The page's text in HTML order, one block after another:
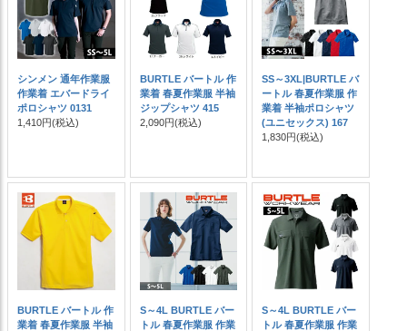
シンメン 通年作業服
作業着 エバードライ
ポロシャツ 0131
1,410円(税込)
BURTLE バートル 作
業着 春夏作業服 半袖
ジップシャツ 415
2,090円(税込)
SS～3XL|BURTLE バ
ートル 春夏作業服 作
業着 半袖ポロシャツ
(ユニセックス) 167
1,830円(税込)
BURTLE バートル 作
業着 春夏作業服 半袖
S～4L BURTLE バー
トル 春夏作業服 作業
S～4L BURTLE バー
トル 春夏作業服 作業